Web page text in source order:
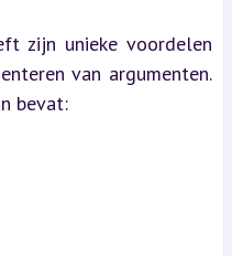
zijn unieke voordelen
van argumenten.
bevat: